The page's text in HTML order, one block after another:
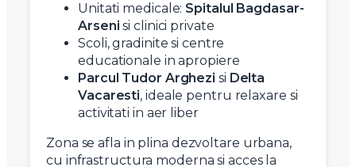
Unitati medicale: Spitalul Bagdasar-
Arseni si clinici private
Scoli, gradinite si centre
educationale in apropiere
Parcul Tudor Arghezi si Delta
Vacaresti, ideale pentru relaxare si
activitati in aer liber
Zona se afla in plina dezvoltare urbana,
cu infrastructura moderna si acces la